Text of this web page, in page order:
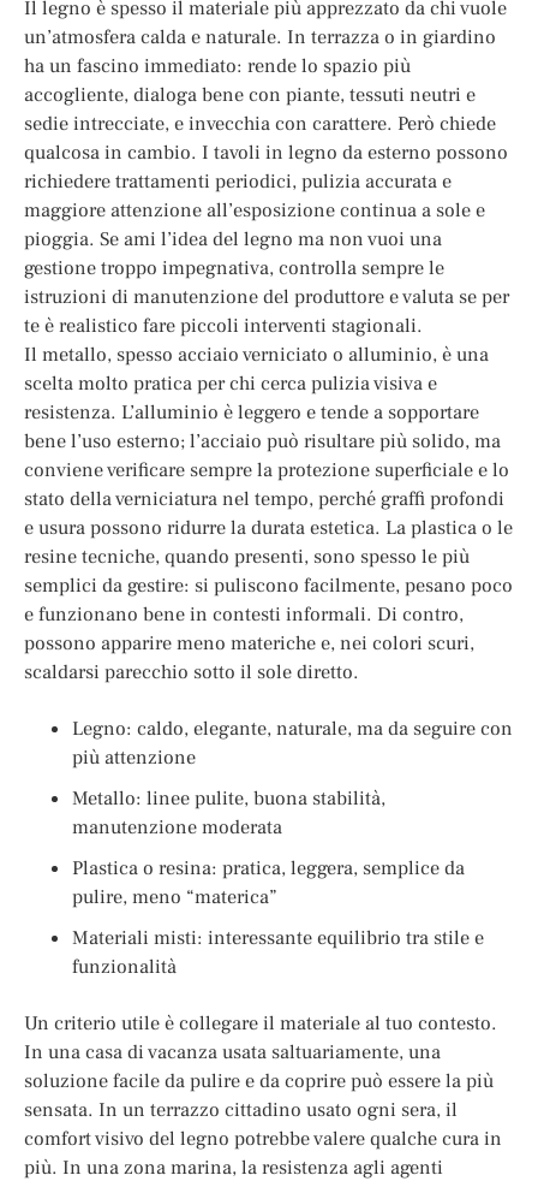
Il legno è spesso il materiale più apprezzato da chi vuole
un’atmosfera calda e naturale. In terrazza o in giardino
ha un fascino immediato: rende lo spazio più
accogliente, dialoga bene con piante, tessuti neutri e
sedie intrecciate, e invecchia con carattere. Però chiede
qualcosa in cambio. I tavoli in legno da esterno possono
richiedere trattamenti periodici, pulizia accurata e
maggiore attenzione all’esposizione continua a sole e
pioggia. Se ami l’idea del legno ma non vuoi una
gestione troppo impegnativa, controlla sempre le
istruzioni di manutenzione del produttore e valuta se per
te è realistico fare piccoli interventi stagionali.
Il metallo, spesso acciaio verniciato o alluminio, è una
scelta molto pratica per chi cerca pulizia visiva e
resistenza. L’alluminio è leggero e tende a sopportare
bene l’uso esterno; l’acciaio può risultare più solido, ma
conviene verificare sempre la protezione superficiale e lo
stato della verniciatura nel tempo, perché graffi profondi
e usura possono ridurre la durata estetica. La plastica o le
resine tecniche, quando presenti, sono spesso le più
semplici da gestire: si puliscono facilmente, pesano poco
e funzionano bene in contesti informali. Di contro,
possono apparire meno materiche e, nei colori scuri,
scaldarsi parecchio sotto il sole diretto.
Legno: caldo, elegante, naturale, ma da seguire con
più attenzione
Metallo: linee pulite, buona stabilità,
manutenzione moderata
Plastica o resina: pratica, leggera, semplice da
pulire, meno “materica”
Materiali misti: interessante equilibrio tra stile e
funzionalità
Un criterio utile è collegare il materiale al tuo contesto.
In una casa di vacanza usata saltuariamente, una
soluzione facile da pulire e da coprire può essere la più
sensata. In un terrazzo cittadino usato ogni sera, il
comfort visivo del legno potrebbe valere qualche cura in
più. In una zona marina, la resistenza agli agenti